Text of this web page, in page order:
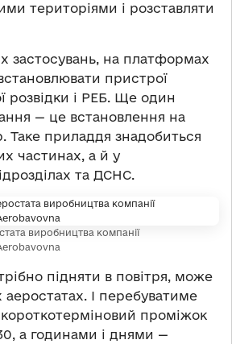
територіями і розставляти
застосувань, на платформах
пристрої
розвідки і РЕБ. Ще один
— це встановлення на
Таке приладдя знадобиться
частинах, а й у
та ДСНС.
виробництва компанії
підняти в повітря, може
аеростатах. І перебуватиме
проміжок
а годинами і днями —